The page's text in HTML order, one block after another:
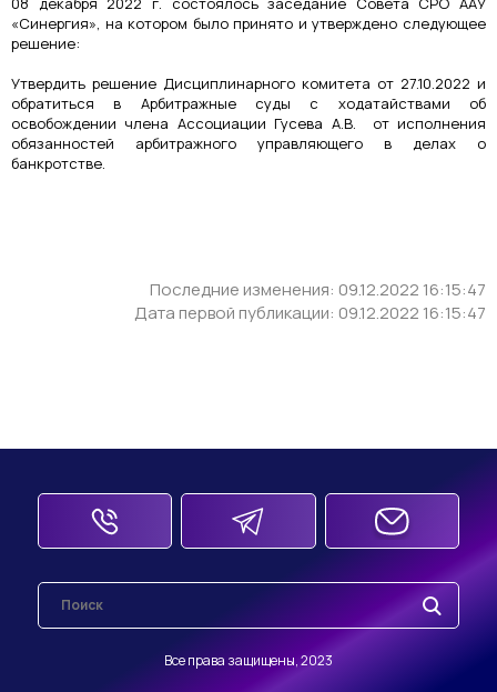
«Синергия», на котором было принято и утверждено следующее
решение:
Утвердить решение Дисциплинарного комитета от 27.10.2022 и
обратиться в Арбитражные суды с ходатайствами об
освобождении члена Ассоциации Гусева А.В. от исполнения
обязанностей арбитражного управляющего в делах о
банкротстве.
Последние изменения: 09.12.2022 16:15:47
Дата первой публикации: 09.12.2022 16:15:47
Все права защищены, 2023